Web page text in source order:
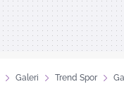
Galeri Trend Spor